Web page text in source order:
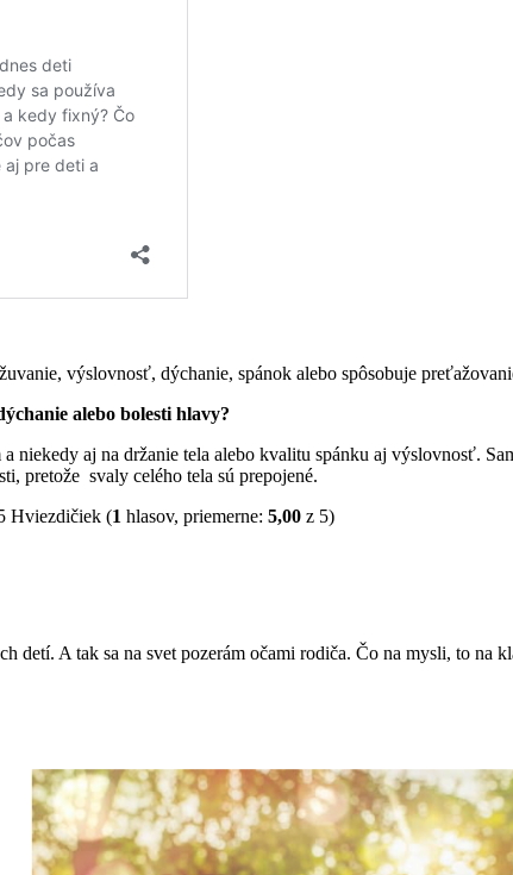
výslovnosť, dýchanie, spánok alebo spôsobuje
alebo bolesti hlavy?
niekedy aj na držanie tela alebo kvalitu spánku aj výslovnosť.
pretože svaly celého tela sú prepojené.
(1 hlasov, priemerne: 5,00 z 5)
detí. A tak sa na svet pozerám očami rodiča. Čo na mysli, to na